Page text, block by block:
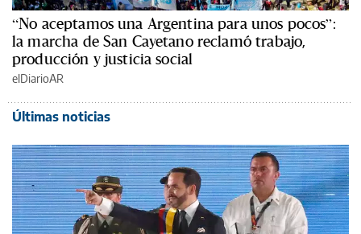
“No aceptamos una Argentina para unos pocos”:
la marcha de San Cayetano reclamó trabajo,
producción y justicia social
elDiarioAR
Últimas noticias